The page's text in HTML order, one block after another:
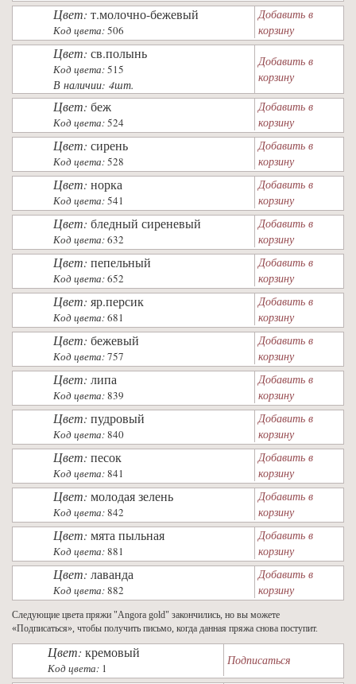
Цвет: т.молочно-бежевый
Код цвета:506
Добавить в
корзину
Цвет: св.полынь
Код цвета:515
В наличии: 4шт.
Добавить в
корзину
Цвет: беж
Код цвета:524
Добавить в
корзину
Цвет: сирень
Код цвета:528
Добавить в
корзину
Цвет: норка
Код цвета:541
Добавить в
корзину
Цвет: бледный сиреневый
Код цвета:632
Добавить в
корзину
Цвет: пепельный
Код цвета:652
Добавить в
корзину
Цвет: яр.персик
Код цвета:681
Добавить в
корзину
Цвет: бежевый
Код цвета:757
Добавить в
корзину
Цвет: липа
Код цвета:839
Добавить в
корзину
Цвет: пудровый
Код цвета:840
Добавить в
корзину
Цвет: песок
Код цвета:841
Добавить в
корзину
Цвет: молодая зелень
Код цвета:842
Добавить в
корзину
Цвет: мята пыльная
Код цвета:881
Добавить в
корзину
Цвет: лаванда
Код цвета:882
Добавить в
корзину
Следующие цвета пряжи "Angora gold" закончились, но вы можете
«Подписаться», чтобы получить письмо, когда данная пряжа снова поступит.
Цвет: кремовый
Код цвета: 1
Подписаться